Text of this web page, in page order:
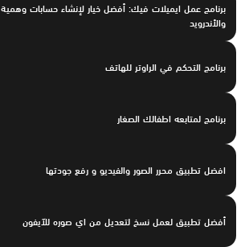
برنامج عمل ايميلات فيك: أفضل خيار لإنشاء حسابات
والأندرويد
برنامج التحكم في الراوتر للهاتف
برنامج لمتابعه اطفالك الصغار
افضل تطبيق محرر الصور والفيديو و رفع جودتها
أفضل تطبيق لعمل نسخ لتعديل من اي صوره للآيفون